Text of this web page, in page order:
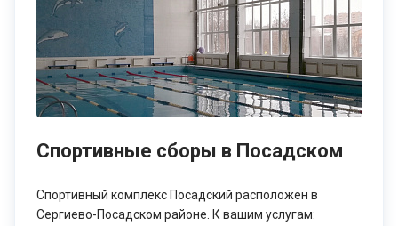
Спортивные сборы в Посадском
Спортивный комплекс Посадский расположен в
Сергиево-Посадском районе. К вашим услугам: